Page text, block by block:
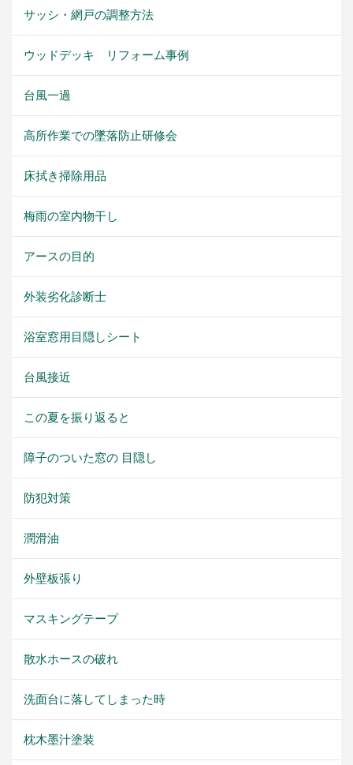
サッシ・網戸の調整方法
ウッドデッキ リフォーム事例
台風一過
高所作業での墜落防止研修会
床拭き掃除用品
梅雨の室内物干し
アースの目的
外装劣化診断士
浴室窓用目隠しシート
台風接近
この夏を振り返ると
障子のついた窓の 目隠し
防犯対策
潤滑油
外壁板張り
マスキングテープ
散水ホースの破れ
洗面台に落してしまった時
枕木墨汁塗装